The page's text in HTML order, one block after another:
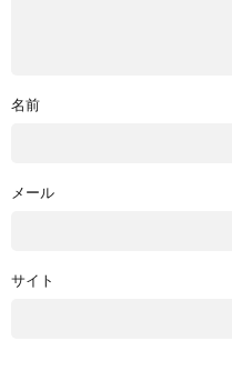
名前
メール
サイト